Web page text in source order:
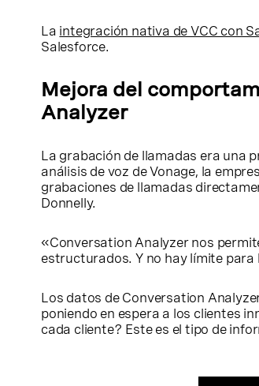
La integración nativa de VCC con
Salesforce.
Mejora del
Analyzer
La grabación de llamadas era una
análisis de voz de Vonage, la
grabaciones de llamadas
Donnelly.
«Conversation Analyzer nos
estructurados. Y no hay límite
Los datos de Conversation
poniendo en espera a los clientes
cada cliente? Este es el tipo de